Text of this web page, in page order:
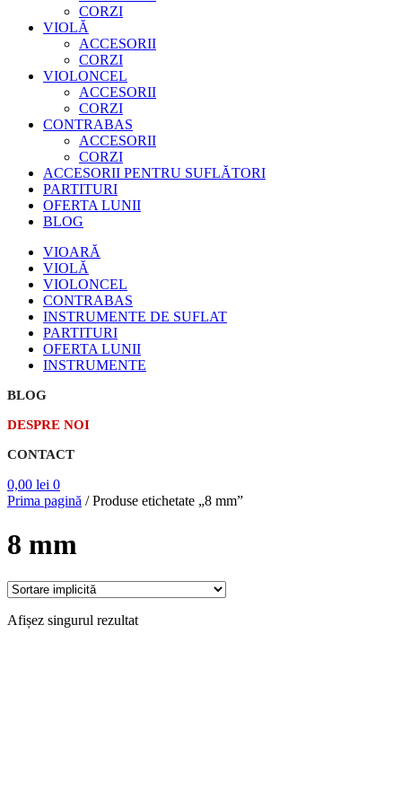
CORZI
VIOLĂ
ACCESORII
CORZI
VIOLONCEL
ACCESORII
CORZI
CONTRABAS
ACCESORII
CORZI
ACCESORII PENTRU SUFLĂTORI
PARTITURI
OFERTA LUNII
BLOG
VIOARĂ
VIOLĂ
VIOLONCEL
CONTRABAS
INSTRUMENTE DE SUFLAT
PARTITURI
OFERTA LUNII
INSTRUMENTE
BLOG
DESPRE NOI
CONTACT
0,00 lei 0
Prima pagină /Produse etichetate „8 mm”
8 mm
Afișez singurul rezultat